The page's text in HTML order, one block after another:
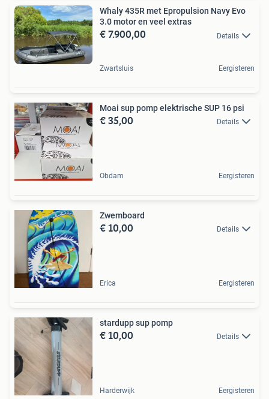
Whaly 435R met Epropulsion Navy Evo
3.0 motor en veel extras
€ 7.900,00 Details
Zwartsluis Eergisteren
Moai sup pomp elektrische SUP 16 psi
€ 35,00 Details
Obdam Eergisteren
Zwemboard
€ 10,00 Details
Erica Eergisteren
stardupp sup pomp
€ 10,00 Details
Harderwijk Eergisteren